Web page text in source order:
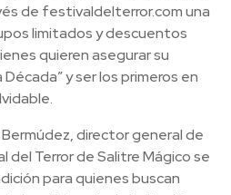
de festivaldelterror.com una
limitados y descuentos
quieren asegurar su
y ser los primeros en
director general de
del Terror de Salitre Mágico se
para quienes buscan